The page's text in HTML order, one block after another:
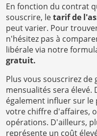
En fonction du contrat
souscrire, letarif de
peut varier. Pour
n'hésitez pas à
libérale via notre
gratuit.
Plus vous souscrirez de
mensualités sera
également influer sur
votre chiffre d'affaires,
opérations. D'ailleurs,
représente un coût